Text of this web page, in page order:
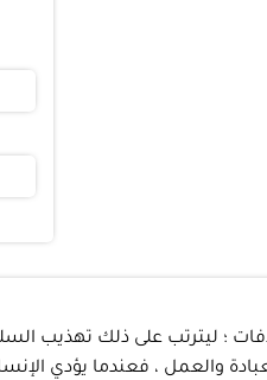
؛ ليترتب على ذلك تهذيب
والعمل ، فعندما يؤدي